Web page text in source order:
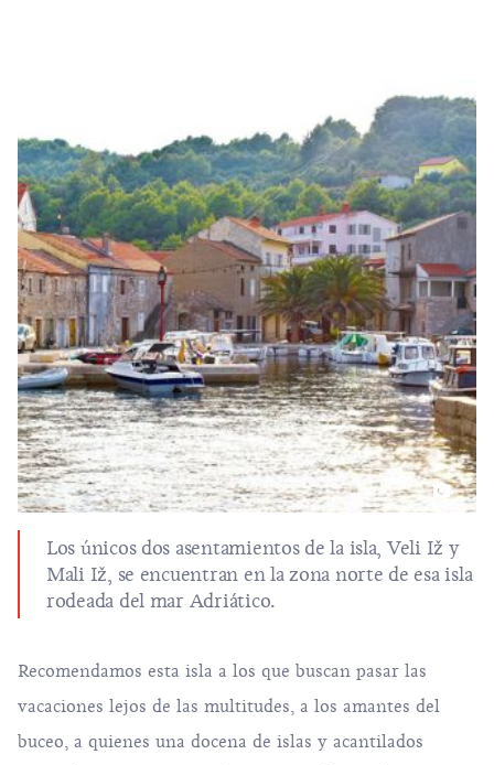
Los únicos dos asentamientos de la isla, Veli Iž y
Mali Iž, se encuentran en la zona norte de esa isla
rodeada del mar Adriático.
Recomendamos esta isla a los que buscan pasar las
vacaciones lejos de las multitudes, a los amantes del
buceo, a quienes una docena de islas y acantilados